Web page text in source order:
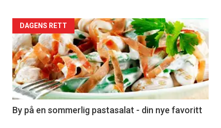
Forsiden
akkurat
nå
-
5
DAGENS RETT
By på en sommerlig pastasalat - din nye favoritt